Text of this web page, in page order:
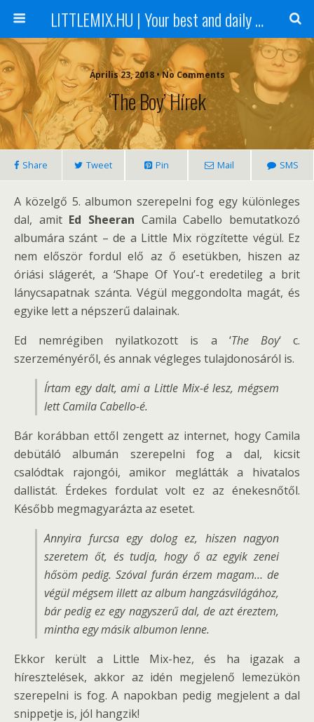
LITTLEMIX.HU | Your best and daily updated fansite about Little Mix
Április 23, 2018 • No Comments
‘The Boy’ Hírek
Share Tweet Pin Mail SMS
A közelgő 5. albumon szerepelni fog egy különleges
dal, amit Ed Sheeran Camila Cabello bemutatkozó
albumára szánt – de a Little Mix rögzítette végül. Ez
nem először fordul elő az ő esetükben, hiszen az
óriási slágerét, a ‘Shape Of You’-t eredetileg a brit
lánycsapatnak szánta. Végül meggondolta magát, és
egyike lett a népszerű dalainak.
Ed nemrégiben nyilatkozott is a ‘The Boy‘ c.
szerzeményéről, és annak végleges tulajdonosáról is.
Írtam egy dalt, ami a Little Mix-é lesz, mégsem
lett Camila Cabello-é.
Bár korábban ettől zengett az internet, hogy Camila
debütáló albumán szerepelni fog a dal, kicsit
csalódtak rajongói, amikor meglátták a hivatalos
dallistát. Érdekes fordulat volt ez az énekesnőtől.
Később megmagyarázta az esetet.
Annyira furcsa egy dolog ez, hiszen nagyon
szeretem őt, és tudja, hogy ő az egyik zenei
hősöm pedig. Szóval furán érzem magam… de
végül mégsem illett az album hangzásvilágához,
bár pedig ez egy nagyszerű dal, de azt éreztem,
mintha egy másik albumon lenne.
Ekkor került a Little Mix-hez, és ha igazak a
híresztelések, akkor az idén megjelenő lemezükön
szerepelni is fog. A napokban pedig megjelent a dal
snippetje is, jól hangzik!